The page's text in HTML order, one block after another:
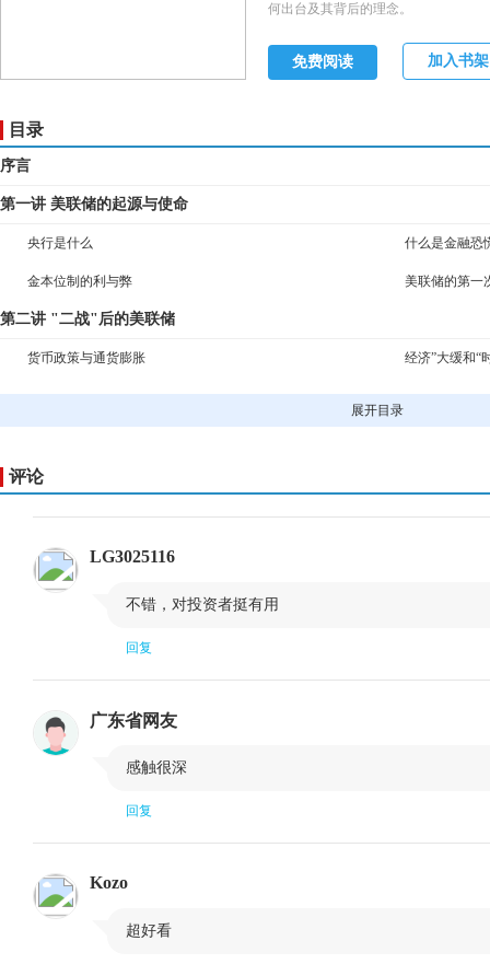
何出台及其背后的理念。
免费阅读 加入书架
目录
序言
第一讲 美联储的起源与使命
央行是什么 什么是金融恐
金本位制的利与弊 美联储的第一
第二讲 "二战"后的美联储
货币政策与通货膨胀 经济”大缓和“
金融危机的前奏 房地产泡沫的
金融体系的漏洞
第四讲 危机的后遗症
扑灭金融危机之火
Lecture 3 The Federal Reserve's Respone to the Financial Crisis
Lecture 4 The Aftermath of the Crisis
展开目录
评论
LG3025116
不错，对投资者挺有用
回复
广东省网友
感触很深
回复
Kozo
超好看